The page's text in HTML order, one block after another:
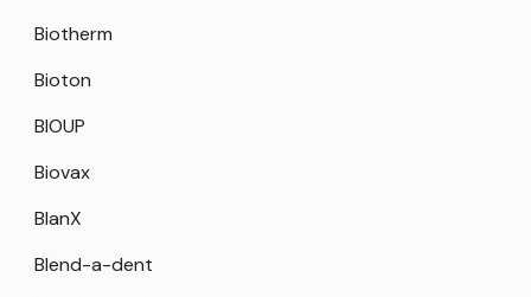
Biotherm
Bioton
BIOUP
Biovax
BlanX
Blend-a-dent